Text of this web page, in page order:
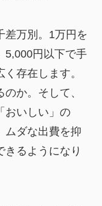
差万別。1万円を
5,000円以下で手
存在します。
か。そして、
おいしい」の
ムダな出費を抑
きるようになり